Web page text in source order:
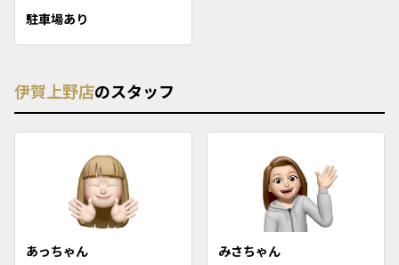
駐車場あり
伊賀上野店のスタッフ
あっちゃん みさちゃん